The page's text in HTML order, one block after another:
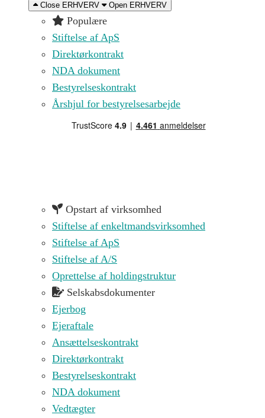
Close ERHVERV Open ERHVERV
Populære
Stiftelse af ApS
Direktørkontrakt
NDA dokument
Bestyrelseskontrakt
Årshjul for bestyrelsesarbejde
Opstart af virksomhed
Stiftelse af enkeltmandsvirksomhed
Stiftelse af ApS
Stiftelse af A/S
Oprettelse af holdingstruktur
Selskabsdokumenter
Ejerbog
Ejeraftale
Ansættelseskontrakt
Direktørkontrakt
Bestyrelseskontrakt
NDA dokument
Vedtægter